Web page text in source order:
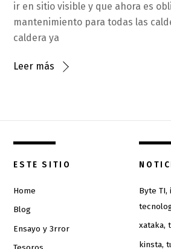
ir en sitio visible y que ahora es
mantenimiento para todas las
caldera ya
Leer más
ESTE SITIO
Home
Blog
Ensayo y 3rror
Byte
xataka,
kinsta,